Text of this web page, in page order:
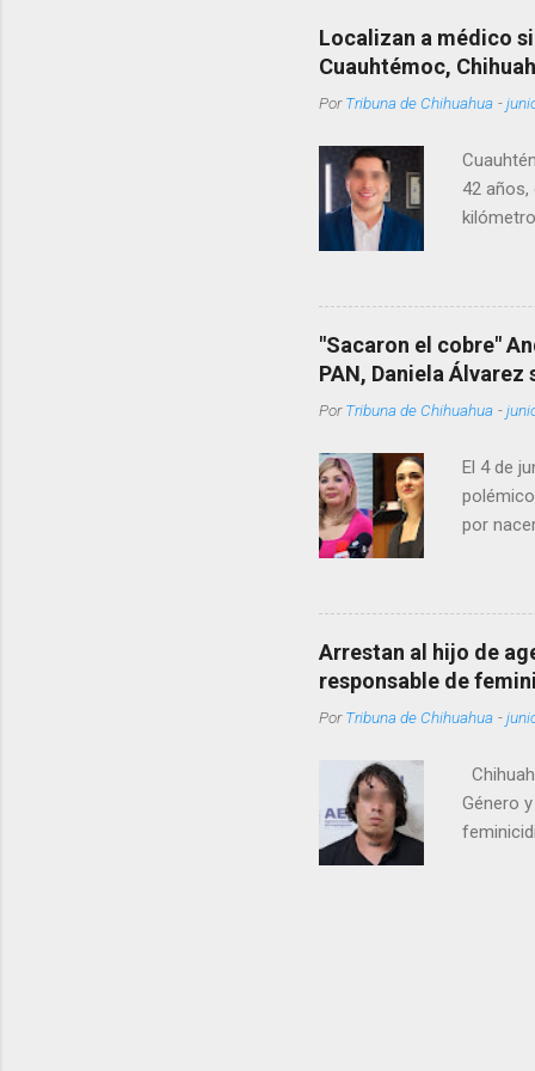
Localizan a médico
Cuauhtémoc,
PorTribuna de Chihuahua -
42 años,
Rotario
"Sacaron el cobre"
PAN, Daniela
PorTribuna de Chihuahua -
El 4 de
por
¿Qué tal
tendrá
favor,
han sido
Arrestan al hijo de
responsable de
PorTribuna de Chihuahua -
Género
que